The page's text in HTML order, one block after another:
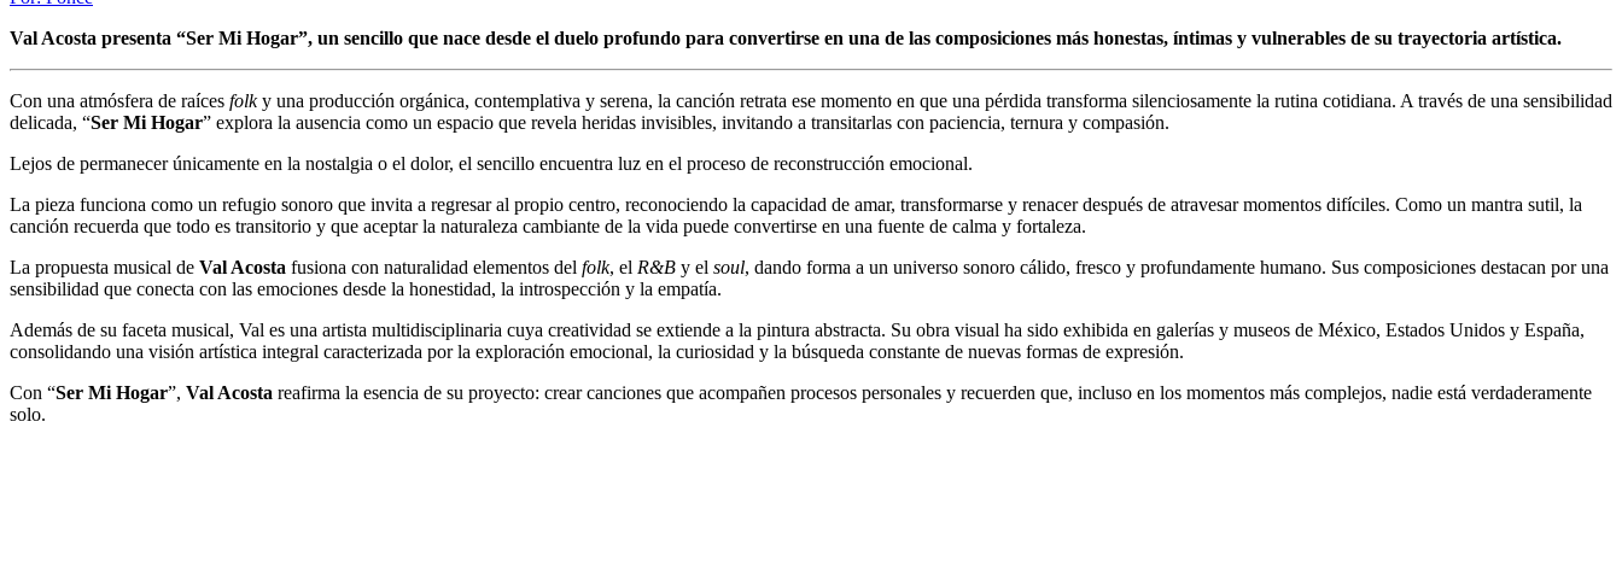
Val Acosta presenta “Ser Mi Hogar”, un sencillo que nace desde el duelo profundo para convertirse en una de las composiciones más honestas, íntimas y vulnerables de su trayectoria artística.
Con una atmósfera de raíces folky una producción orgánica, contemplativa y serena, la canción retrata ese momento en que una pérdida transforma silenciosamente la rutina cotidiana. A través de una sensibilidad
delicada, “Ser Mi Hogar” explora la ausencia como un espacio que revela heridas invisibles, invitando a transitarlas con paciencia, ternura y compasión.
Lejos de permanecer únicamente en la nostalgia o el dolor, el sencillo encuentra luz en el proceso de reconstrucción emocional.
La pieza funciona como un refugio sonoro que invita a regresar al propio centro, reconociendo la capacidad de amar, transformarse y renacer después de atravesar momentos difíciles. Como un mantra sutil, la
canción recuerda que todo es transitorio y que aceptar la naturaleza cambiante de la vida puede convertirse en una fuente de calma y fortaleza.
La propuesta musical de Val Acosta fusiona con naturalidad elementos del folk, el R&B y el soul, dando forma a un universo sonoro cálido, fresco y profundamente humano. Sus composiciones destacan por una
sensibilidad que conecta con las emociones desde la honestidad, la introspección y la empatía.
Además de su faceta musical, Val es una artista multidisciplinaria cuya creatividad se extiende a la pintura abstracta. Su obra visual ha sido exhibida en galerías y museos de México, Estados Unidos y España,
consolidando una visión artística integral caracterizada por la exploración emocional, la curiosidad y la búsqueda constante de nuevas formas de expresión.
Con “Ser Mi Hogar”, Val Acosta reafirma la esencia de su proyecto: crear canciones que acompañen procesos personales y recuerden que, incluso en los momentos más complejos, nadie está verdaderamente
solo.